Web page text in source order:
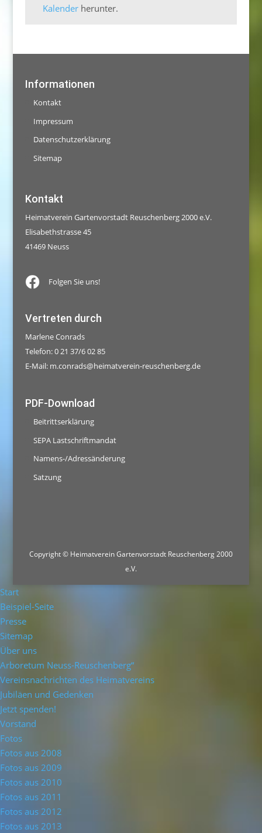
Kalenderherunter.
Informationen
Kontakt
Impressum
Datenschutzerklärung
Sitemap
Kontakt
Heimatverein Gartenvorstadt Reuschenberg 2000 e.V.
Elisabethstrasse 45
41469 Neuss
Folgen Sie uns!
Vertreten durch
Marlene Conrads
Telefon: 0 21 37/6 02 85
E-Mail: m.conrads@heimatverein-reuschenberg.de
PDF-Download
Beitrittserklärung
SEPA Lastschriftmandat
Namens-/Adressänderung
Satzung
Copyright © Heimatverein Gartenvorstadt Reuschenberg 2000
e.V.
Start
Beispiel-Seite
Presse
Sitemap
Über uns
Arboretum Neuss-Reuschenberg“
Vereinsnachrichten des Heimatvereins
Jubiläen und Gedenken
Jetzt spenden!
Vorstand
Fotos
Fotos aus 2008
Fotos aus 2009
Fotos aus 2010
Fotos aus 2011
Fotos aus 2012
Fotos aus 2013